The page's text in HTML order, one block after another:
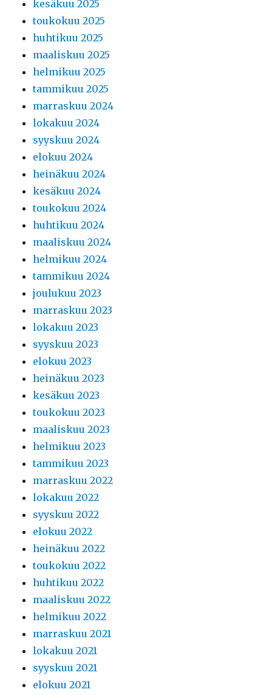
kesäkuu 2025
toukokuu 2025
huhtikuu 2025
maaliskuu 2025
helmikuu 2025
tammikuu 2025
marraskuu 2024
lokakuu 2024
syyskuu 2024
elokuu 2024
heinäkuu 2024
kesäkuu 2024
toukokuu 2024
huhtikuu 2024
maaliskuu 2024
helmikuu 2024
tammikuu 2024
joulukuu 2023
marraskuu 2023
lokakuu 2023
syyskuu 2023
elokuu 2023
heinäkuu 2023
kesäkuu 2023
toukokuu 2023
maaliskuu 2023
helmikuu 2023
tammikuu 2023
marraskuu 2022
lokakuu 2022
syyskuu 2022
elokuu 2022
heinäkuu 2022
toukokuu 2022
huhtikuu 2022
maaliskuu 2022
helmikuu 2022
marraskuu 2021
lokakuu 2021
syyskuu 2021
elokuu 2021